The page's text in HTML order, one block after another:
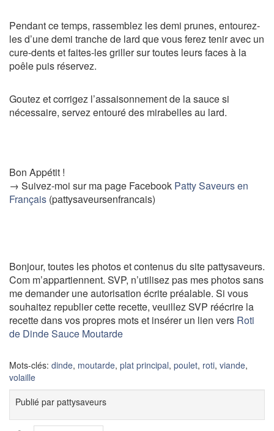
Pendant ce temps, rassemblez les demi prunes, entourez-
les d’une demi tranche de lard que vous ferez tenir avec un
cure-dents et faites-les griller sur toutes leurs faces à la
poêle puis réservez.
Goutez et corrigez l’assaisonnement de la sauce si
nécessaire, servez entouré des mirabelles au lard.
Bon Appétit !
→ Suivez-moi sur ma page Facebook Patty Saveurs en
Français (pattysaveursenfrancais)
Bonjour, toutes les photos et contenus du site pattysaveurs.
Com m’appartiennent. SVP, n’utilisez pas mes photos sans
me demander une autorisation écrite préalable. Si vous
souhaitez republier cette recette, veuillez SVP réécrire la
recette dans vos propres mots et insérer un lien vers Roti
de Dinde Sauce Moutarde
Mots-clés: dinde, moutarde, plat principal, poulet, roti, viande,
volaille
Publié par pattysaveurs